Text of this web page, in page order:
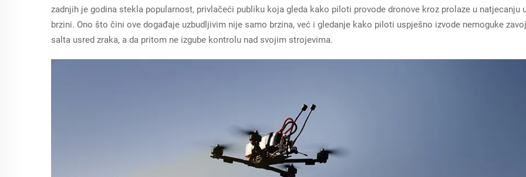
zadnjih je godina stekla popularnost, privlačeći publiku koja gleda kako piloti provode dronove kroz prolaze u natjecanju
brzini. Ono što čini ove događaje uzbudljivim nije samo brzina, već i gledanje kako piloti uspješno izvode nemoguke
salta usred zraka, a da pritom ne izgube kontrolu nad svojim strojevima.